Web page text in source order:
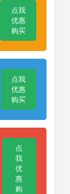
点我
优惠
购买
点我
优惠
购买
点
我
优
惠
购